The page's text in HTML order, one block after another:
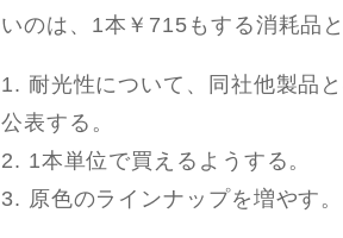
いのは、1本￥715もする消耗品
1. 耐光性について、同社他製品
公表する。
2. 1本単位で買えるようする。
3. 原色のラインナップを増やす。